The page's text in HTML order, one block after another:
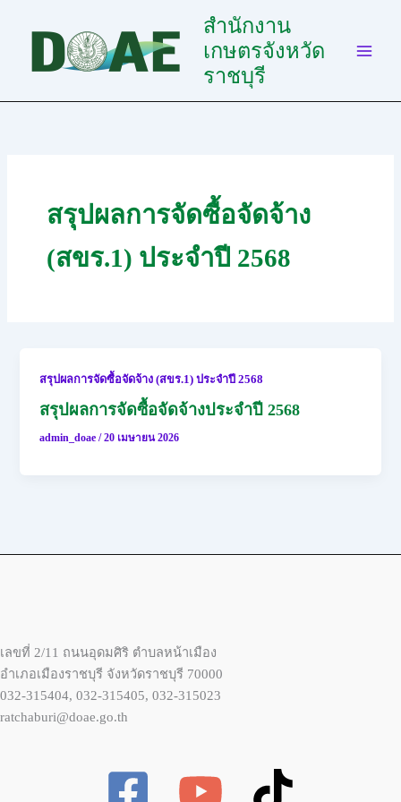
สำนักงาน
เกษตรจังหวัด
ราชบุรี
สรุปผลการจัดซื้อจัดจ้าง
(สขร.1) ประจำปี 2568
สรุปผลการจัดซื้อจัดจ้าง (สขร.1) ประจำปี 2568
สรุปผลการจัดซื้อจัดจ้างประจำปี 2568
admin_doae/20 เมษายน 2026
เลขที่ 2/11 ถนนอุดมศิริ ตำบลหน้าเมือง
อำเภอเมืองราชบุรี จังหวัดราชบุรี 70000
032-315404, 032-315405, 032-315023
ratchaburi@doae.go.th